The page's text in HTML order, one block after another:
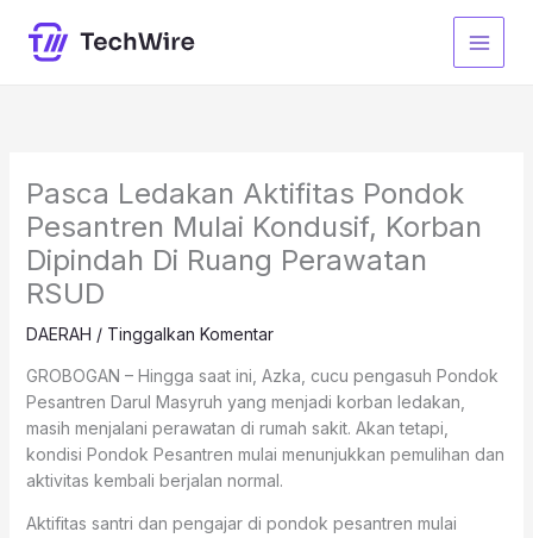
konten
Pasca Ledakan Aktifitas Pondok
Pesantren Mulai Kondusif, Korban
Dipindah Di Ruang Perawatan
RSUD
DAERAH / Tinggalkan Komentar
GROBOGAN – Hingga saat ini, Azka, cucu pengasuh Pondok
Pesantren Darul Masyruh yang menjadi korban ledakan,
masih menjalani perawatan di rumah sakit. Akan tetapi,
kondisi Pondok Pesantren mulai menunjukkan pemulihan dan
aktivitas kembali berjalan normal.
Aktifitas santri dan pengajar di pondok pesantren mulai